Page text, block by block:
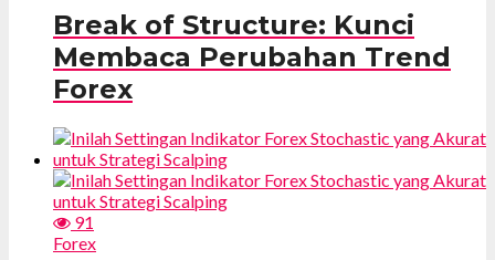
Break of Structure: Kunci
Membaca Perubahan Trend
Forex
91
Forex